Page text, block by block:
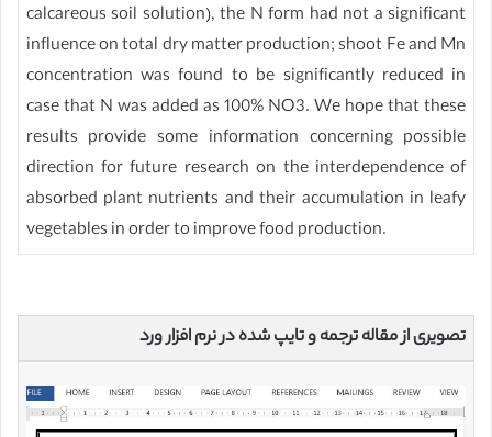
calcareous soil solution), the N form had not a significant
influence on total dry matter production; shoot Fe and Mn
concentration was found to be significantly reduced in
case that N was added as 100% NO3. We hope that these
results provide some information concerning possible
direction for future research on the interdependence of
absorbed plant nutrients and their accumulation in leafy
vegetables in order to improve food production.
تصویری از مقاله ترجمه و تایپ شده در نرم افزار ورد